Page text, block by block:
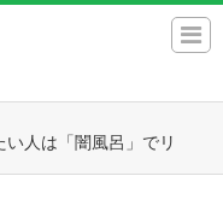
人は「闇風呂」でリ